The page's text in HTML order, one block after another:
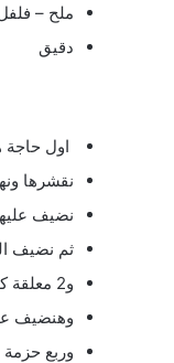
ملح –
دقيق
اول حاجة
نقشرها
نضيف
ثم نضيف
و2 معلقة كبيرة ممتلئة من الدقيق
وهنضيف
وربع